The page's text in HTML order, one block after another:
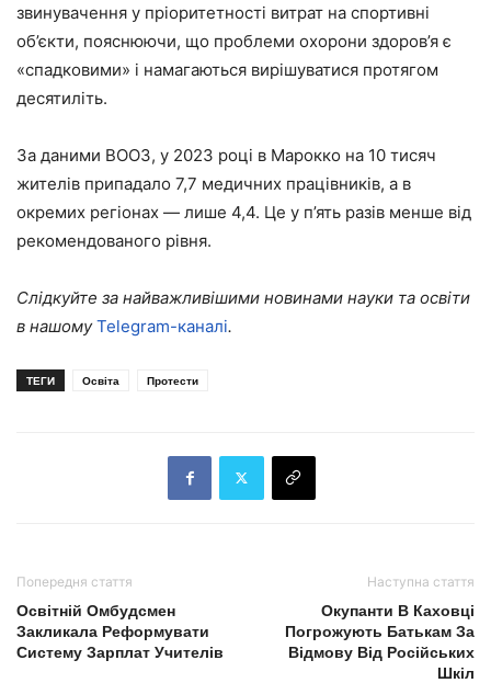
звинувачення у пріоритетності витрат на спортивні
об’єкти, пояснюючи, що проблеми охорони здоров’я є
«спадковими» і намагаються вирішуватися протягом
десятиліть.
За даними ВООЗ, у 2023 році в Марокко на 10 тисяч
жителів припадало 7,7 медичних працівників, а в
окремих регіонах — лише 4,4. Це у п’ять разів менше від
рекомендованого рівня.
Слідкуйте за найважливішими новинами науки та освіти
в нашомуTelegram-каналі.
ТЕГИ Освіта Протести
Попередня стаття
Освітній Омбудсмен
Закликала Реформувати
Систему Зарплат Учителів
Наступна стаття
Окупанти В Каховці
Погрожують Батькам За
Відмову Від Російських
Шкіл